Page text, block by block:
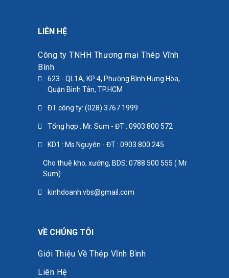
LIÊN HỆ
Công ty TNHH Thương mại Thép Vĩnh
Bình
623 - QL1A, KP 4, Phường Bình Hưng Hòa,
Quận Bình Tân, TP.HCM
ĐT công ty: (028) 3767 1999
Tổng hợp : Mr. Sum - ĐT : 0903 800 572
KD1 : Ms Nguyên - ĐT : 0903 800 245
Cho thuê kho, xưởng, BDS: 0788 500 555 ( Mr
Sum)
kinhdoanh.vbs@gmail.com
VỀ CHÚNG TÔI
Giới Thiệu Về Thép Vĩnh Bình
Liên Hệ